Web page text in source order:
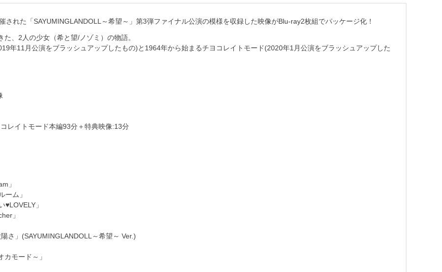
れた「SAYUMINGLANDOLL～希望～」第3弾ファイナル公演の模様を収録した映像がBlu-ray2枚組でパッケージ化！
、2人の少女（希と望/ノゾミ）の物語。
年11月公演をブラッシュアップしたもの)と1964年から始まるチヨコレイトモード(2020年1月公演をブラッシュアップした
レイトモード本編93分＋特典映像:13分
」
ーム」
♥LOVELY」
」
さ」(SAYUMINGLANDOLL～希望～ Ver.)
モード～」